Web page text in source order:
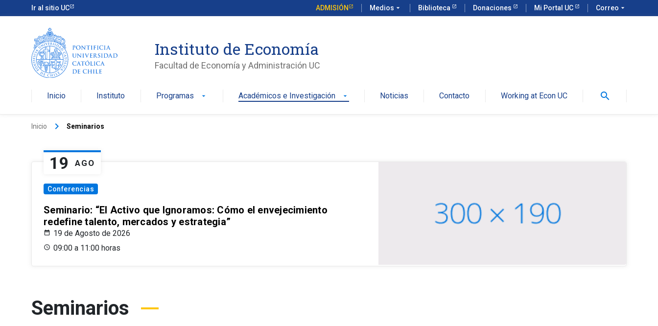
Ir al sitio UC ADMISIÓN Medios arrow_drop_down Biblioteca Donaciones Mi Portal UC Correo arrow_drop_down
Instituto de Economía
Facultad de Economía y Administración UC
Inicio Instituto Programas arrow_drop_down Académicos e Investigación arrow_drop_down Noticias Contacto Working at Econ UC search
Inicio keyboard_arrow_right Seminarios
19 AGO
Conferencias
Seminario: “El Activo que Ignoramos: Cómo el envejecimiento
redefine talento, mercados y estrategia”
19 de Agosto de 2026
09:00 a 11:00 horas
Seminarios